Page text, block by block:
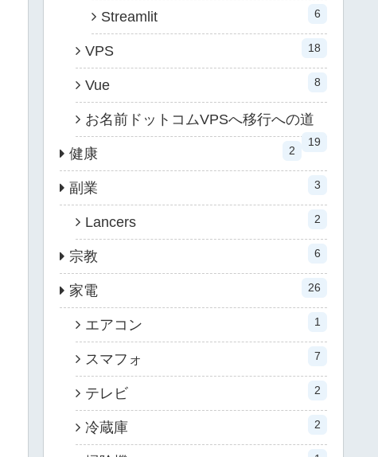
Streamlit 6
VPS 18
Vue 8
お名前ドットコムVPSへ移行への道
19
健康 2
副業 3
Lancers 2
宗教 6
家電 26
エアコン 1
スマフォ 7
テレビ 2
冷蔵庫 2